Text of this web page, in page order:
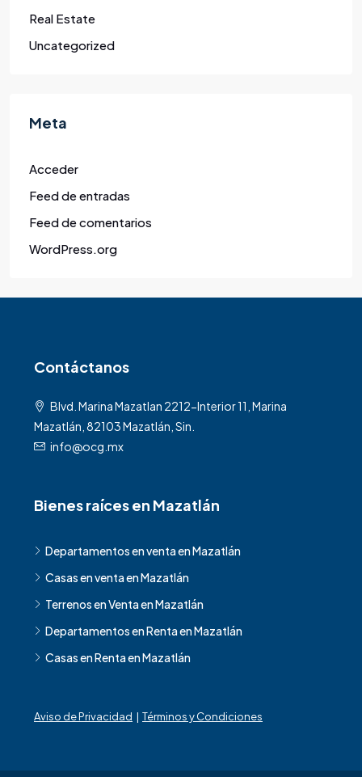
Real Estate
Uncategorized
Meta
Acceder
Feed de entradas
Feed de comentarios
WordPress.org
Contáctanos
Blvd. Marina Mazatlan 2212-Interior 11, Marina
Mazatlán, 82103 Mazatlán, Sin.
info@ocg.mx
Bienes raíces en Mazatlán
Departamentos en venta en Mazatlán
Casas en venta en Mazatlán
Terrenos en Venta en Mazatlán
Departamentos en Renta en Mazatlán
Casas en Renta en Mazatlán
Aviso de Privacidad | Términos y Condiciones